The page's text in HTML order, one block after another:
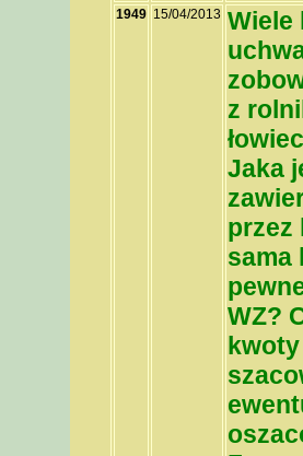
1949 15/04/2013 Wiele
z
Jaka
przez
sama
WZ?